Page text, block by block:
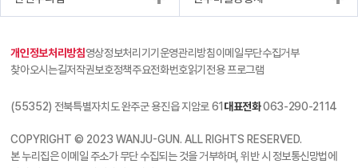
개인정보처리방침영상정보처리기기운영관리방침이메일무단수집거부
찾아오시는길저작권보호정책주요전화번호읽기전용 프로그램
(55352) 전북특별자치도 완주군 용진읍 지암로 61 대표전화063-290-2114
COPYRIGHT © 2023 WANJU-GUN. ALL RIGHTS RESERVED.
본 누리집은 이메일 주소가 무단 수집되는 것을 거부하며, 위반 시 정보통신망법에